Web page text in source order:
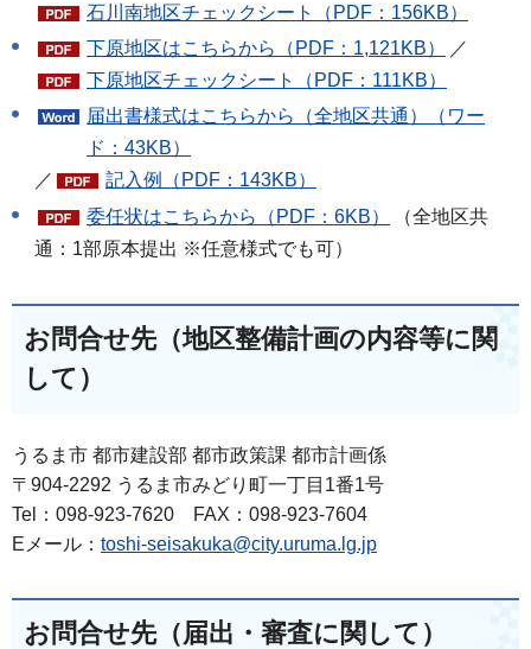
石川南地区チェックシート（PDF：156KB）
下原地区はこちらから（PDF：1,121KB）
／
下原地区チェックシート（PDF：111KB）
届出書様式はこちらから（全地区共通）（ワー
ド：43KB）
／
記入例（PDF：143KB）
委任状はこちらから（PDF：6KB）
（全地区共
通：1部原本提出 ※任意様式でも可）
お問合せ先（地区整備計画の内容等に関
して）
うるま市 都市建設部 都市政策課 都市計画係
〒904-2292 うるま市みどり町一丁目1番1号
Tel：098-923-7620 FAX：098-923-7604
Eメール： toshi-seisakuka@city.uruma.lg.jp
お問合せ先（届出・審査に関して）